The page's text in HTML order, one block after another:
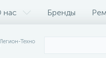
нас Бренды